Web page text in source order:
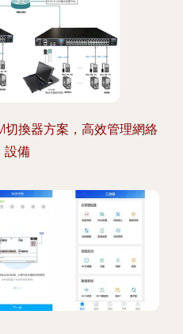
切換器方案，高效管理網絡
設備